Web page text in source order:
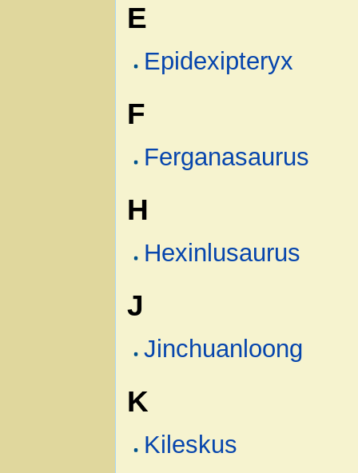
E
Epidexipteryx
F
Ferganasaurus
H
Hexinlusaurus
J
Jinchuanloong
K
Kileskus